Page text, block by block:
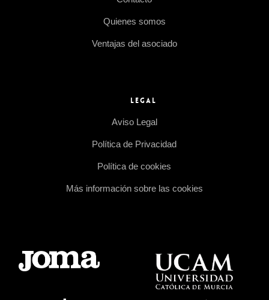
Quienes somos
Ventajas del asociado
LEGAL
Aviso Legal
Política de Privacidad
Política de cookies
Más información sobre las cookies